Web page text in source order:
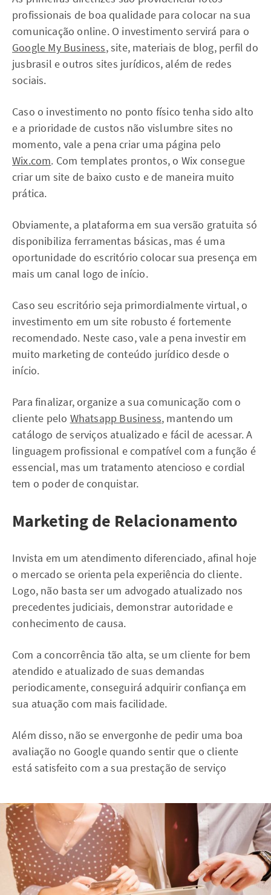
profissionais de boa qualidade para colocar na sua
comunicação online. O investimento servirá para o
Google My Business, site, materiais de blog, perfil do
jusbrasil e outros sites jurídicos, além de redes
sociais.
Caso o investimento no ponto físico tenha sido alto
e a prioridade de custos não vislumbre sites no
momento, vale a pena criar uma página pelo
Wix.com. Com templates prontos, o Wix consegue
criar um site de baixo custo e de maneira muito
prática.
Obviamente, a plataforma em sua versão gratuita só
disponibiliza ferramentas básicas, mas é uma
oportunidade do escritório colocar sua presença em
mais um canal logo de início.
Caso seu escritório seja primordialmente virtual, o
investimento em um site robusto é fortemente
recomendado. Neste caso, vale a pena investir em
muito marketing de conteúdo jurídico desde o
início.
Para finalizar, organize a sua comunicação com o
cliente pelo Whatsapp Business, mantendo um
catálogo de serviços atualizado e fácil de acessar. A
linguagem profissional e compatível com a função é
essencial, mas um tratamento atencioso e cordial
tem o poder de conquistar.
Marketing de Relacionamento
Invista em um atendimento diferenciado, afinal hoje
o mercado se orienta pela experiência do cliente.
Logo, não basta ser um advogado atualizado nos
precedentes judiciais, demonstrar autoridade e
conhecimento de causa.
Com a concorrência tão alta, se um cliente for bem
atendido e atualizado de suas demandas
periodicamente, conseguirá adquirir confiança em
sua atuação com mais facilidade.
Além disso, não se envergonhe de pedir uma boa
avaliação no Google quando sentir que o cliente
está satisfeito com a sua prestação de serviço